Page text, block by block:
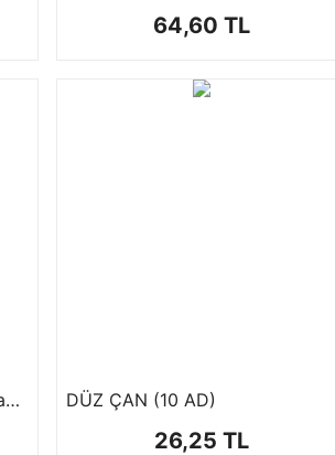
64,60 TL
Çelik Mıknatıs / Magnet (25 adet) DÜZ ÇAN (10 AD)
26,25 TL